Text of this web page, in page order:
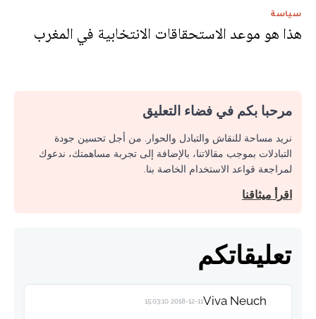
سياسة
هذا هو موعد الاستحقاقات الانتخابية في المغرب
مرحبا بكم في فضاء التعليق
نريد مساحة للنقاش والتبادل والحوار. من أجل تحسين جودة
التبادلات بموجب مقالاتنا، بالإضافة إلى تجربة مساهمتك، ندعوك
لمراجعة قواعد الاستخدام الخاصة بنا.
اقرأ ميثاقنا
تعليقاتكم
Viva Neuch
2018-12-11 15:03:10